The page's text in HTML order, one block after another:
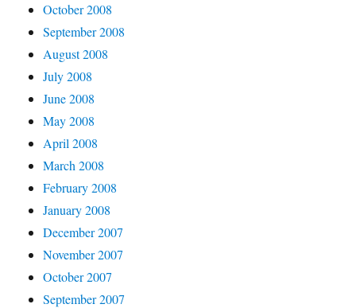
October 2008
September 2008
August 2008
July 2008
June 2008
May 2008
April 2008
March 2008
February 2008
January 2008
December 2007
November 2007
October 2007
September 2007